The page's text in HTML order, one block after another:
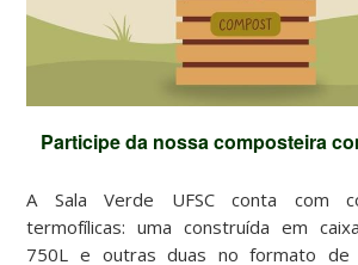
Participe da nossa composteira
A Sala Verde UFSC conta com
termofílicas: uma construída em
750L e outras duas no formato de